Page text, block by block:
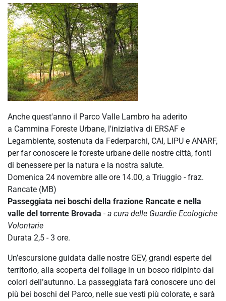
Anche quest'anno il Parco Valle Lambro ha aderito
a Cammina Foreste Urbane, l'iniziativa di ERSAF e
Legambiente, sostenuta da Federparchi, CAI, LIPU e ANARF,
per far conoscere le foreste urbane delle nostre città, fonti
di benessere per la natura e la nostra salute.
Domenica 24 novembre alle ore 14.00, a Triuggio - fraz.
Rancate (MB)
Passeggiata nei boschi della frazione Rancate e nella
valle del torrente Brovada -a cura delle Guardie Ecologiche
Volontarie
Durata 2,5 - 3 ore.
Un’escursione guidata dalle nostre GEV, grandi esperte del
territorio, alla scoperta del foliage in un bosco ridipinto dai
colori dell’autunno. La passeggiata farà conoscere uno dei
più bei boschi del Parco, nelle sue vesti più colorate, e sarà